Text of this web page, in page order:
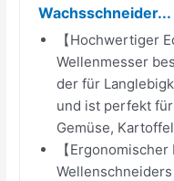
Wachsschneider...
【Hochwertiger
Wellenmesser
der für
und ist perfekt
Gemüse,
【